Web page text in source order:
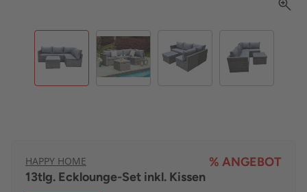
HAPPY HOME
% ANGEBOT
13tlg. Ecklounge-Set inkl. Kissen